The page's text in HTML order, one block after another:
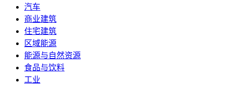
汽车
商业建筑
住宅建筑
区域能源
能源与自然资源
食品与饮料
工业